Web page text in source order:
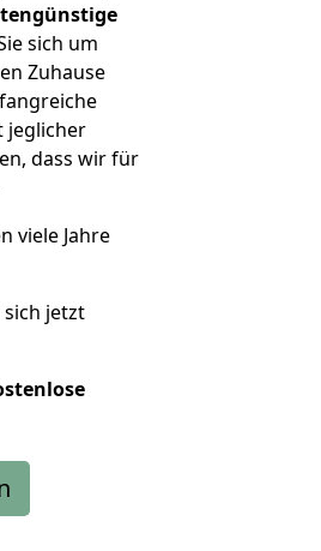
sich um
Zuhause
jeglicher
dass wir für
viele Jahre
sich jetzt